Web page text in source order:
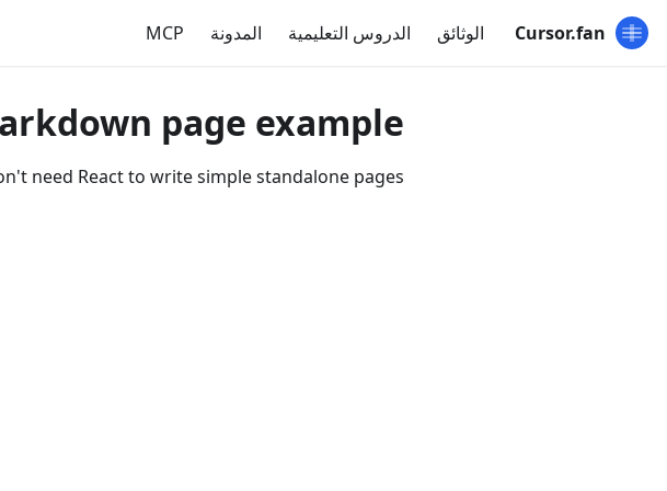
Cursor.fan الوثائق الدروس التعليمية المدونة MCP
page example
need React to write simple standalone pages.